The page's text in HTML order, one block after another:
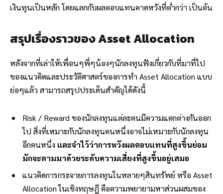
เงินทุนเป็นหลัก โดยแลกกับผลตอบแทนคาดหวังที่ต่ำกว่า เป็นต้น
สรุปเรื่องราวของ Asset Allocation
หลังจากที่เล่าให้เพื่อนๆพี่ๆน้องๆนักลงทุนฟังเกี่ยวกับที่มาที่ไป
ของแนวคิดและประวัติศาสตร์ของการทำ Asset Allocation แบบ
ย่อๆแล้ว สามารถสรุปประเด็นสำคัญได้ดังนี้
Risk / Reward ของนักลงทุนแต่ละคนมีความแตกต่างกันออก
ไป สิ่งที่เหมาะกับนักลงทุนคนหนึ่งอาจไม่เหมาะกับนักลงทุน
อีกคนหนึ่ง และจำไว้ว่าการหวังผลตอบแทนที่สูงขึ้นย่อม
มักจะตามมาด้วยระดับความเสี่ยงที่สูงขึ้นอยู่เสมอ
แนวคิดการกระจายการลงทุนในหลายๆสินทรัพย์ หรือ Asset
Allocation ในเชิงทฤษฎี คือความพยายามหาส่วนผสมของ